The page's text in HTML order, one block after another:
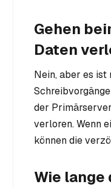
Gehen
Daten
Nein, aber es ist
der
verloren. Wenn
können die
Wie lange